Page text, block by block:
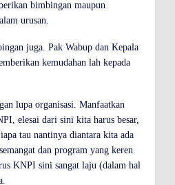
bimbingan maupun
urusan.
juga. Pak Wabup dan Kepala
kemudahan lah kepada
lupa organisasi. Manfaatkan
elesai dari sini kita harus besar,
tau nantinya diantara kita ada
dan program yang keren
KNPI sini sangat laju (dalam hal